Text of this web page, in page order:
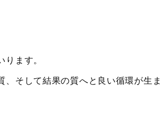
ます。
そして結果の質へと良い循環が生ま